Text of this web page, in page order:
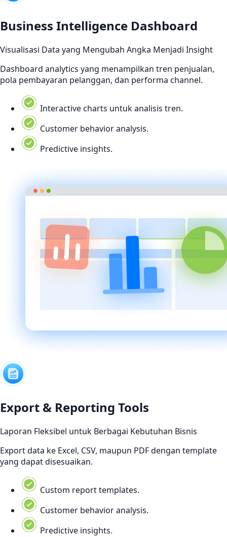
Business Intelligence Dashboard
Visualisasi Data yang Mengubah Angka Menjadi Insight
Dashboard analytics yang menampilkan tren penjualan,
pola pembayaran pelanggan, dan performa channel.
Interactive charts untuk analisis tren.
Customer behavior analysis.
Predictive insights.
Export & Reporting Tools
Laporan Fleksibel untuk Berbagai Kebutuhan Bisnis
Export data ke Excel, CSV, maupun PDF dengan template
yang dapat disesuaikan.
Custom report templates.
Customer behavior analysis.
Predictive insights.